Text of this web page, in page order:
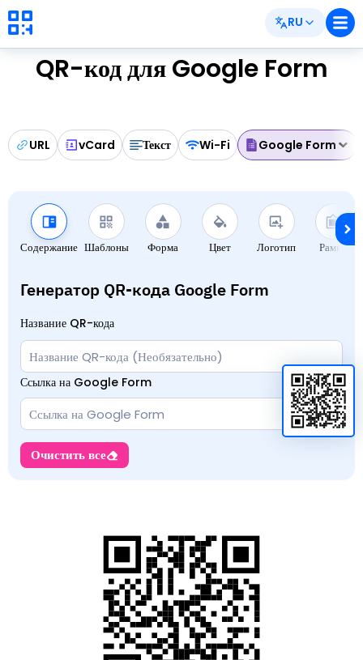
RU
QR-код для Google Form
URL vCard Текст Wi-Fi Google Form
Содержание Шаблоны Форма Цвет Логотип Рамки
Генератор QR-кода Google Form
Название QR-кода
Ссылка на Google Form
Очистить все